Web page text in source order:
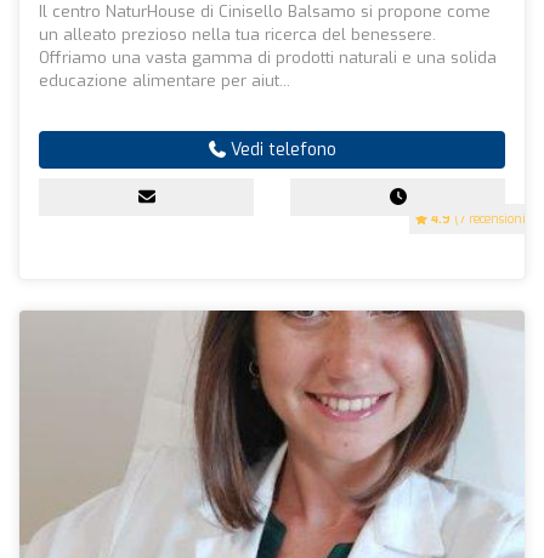
4.9 (7 recensioni)
Il centro NaturHouse di Cinisello Balsamo si propone come
un alleato prezioso nella tua ricerca del benessere.
Offriamo una vasta gamma di prodotti naturali e una solida
educazione alimentare per aiut...
Vedi telefono